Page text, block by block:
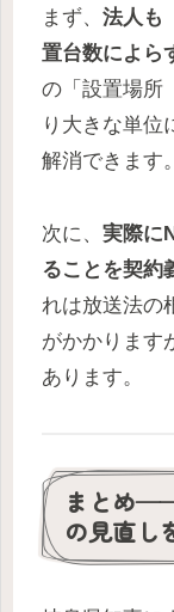
まず、 法人も
置台数によら
の「設置場所
り大きな単位
解消できます。
次に、 実際に
ることを契約
れは放送法の
がかかります
あります。
まとめ
の見直し